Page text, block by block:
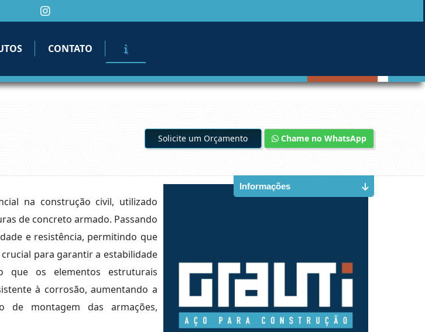
CONTATO
Solicite um Orçamento Chame no WhatsApp
na construção civil, utilizado
de concreto armado. Passando
e resistência, permitindo que
para garantir a estabilidade
que os elementos estruturais
à corrosão, aumentando a
de montagem das armações,
Informações